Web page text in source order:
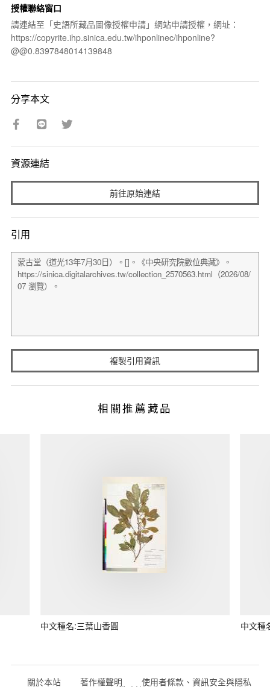
授權聯絡窗口
請連結至「史語所藏品圖像授權申請」網站申請授權，網址：
https://copyrite.ihp.sinica.edu.tw/ihponlinec/ihponline?
@@0.8397848014139848
分享本文
資源連結
前往原始連結
引用
複製引用資訊
相關推薦藏品
中文種名:三葉山香圓 中文種
關於本站 著作權聲明 使用者條款、資訊安全與隱私